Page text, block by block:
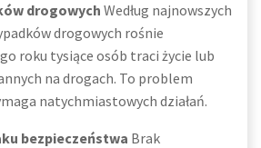
drogowychWedług najnowszych
drogowych rośnie
roku tysiące osób traci życie lub
na drogach. To problem
natychmiastowych działań.
bezpieczeństwa Brak